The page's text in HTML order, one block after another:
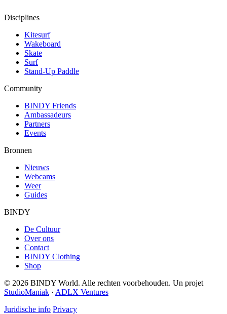
Disciplines
Kitesurf
Wakeboard
Skate
Surf
Stand-Up Paddle
Community
BINDY Friends
Ambassadeurs
Partners
Events
Bronnen
Nieuws
Webcams
Weer
Guides
BINDY
De Cultuur
Over ons
Contact
BINDY Clothing
Shop
© 2026 BINDY World. Alle rechten voorbehouden. Un projet
StudioManiak · ADLX Ventures
Juridische info Privacy